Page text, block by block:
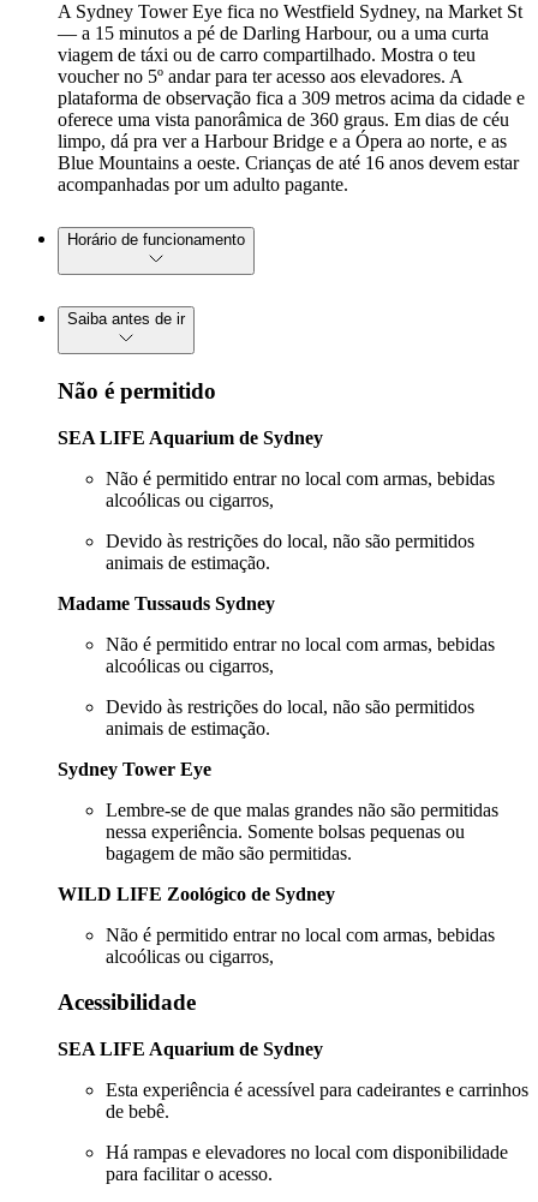
A Sydney Tower Eye fica no Westfield Sydney, na Market St
— a 15 minutos a pé de Darling Harbour, ou a uma curta
viagem de táxi ou de carro compartilhado. Mostra o teu
voucher no 5º andar para ter acesso aos elevadores. A
plataforma de observação fica a 309 metros acima da cidade e
oferece uma vista panorâmica de 360 graus. Em dias de céu
limpo, dá pra ver a Harbour Bridge e a Ópera ao norte, e as
Blue Mountains a oeste. Crianças de até 16 anos devem estar
acompanhadas por um adulto pagante.
Horário de funcionamento
Saiba antes de ir
Não é permitido
SEA LIFE Aquarium de Sydney
Não é permitido entrar no local com armas, bebidas
alcoólicas ou cigarros,
Devido às restrições do local, não são permitidos
animais de estimação.
Madame Tussauds Sydney
Não é permitido entrar no local com armas, bebidas
alcoólicas ou cigarros,
Devido às restrições do local, não são permitidos
animais de estimação.
Sydney Tower Eye
Lembre-se de que malas grandes não são permitidas
nessa experiência. Somente bolsas pequenas ou
bagagem de mão são permitidas.
WILD LIFE Zoológico de Sydney
Não é permitido entrar no local com armas, bebidas
alcoólicas ou cigarros,
Acessibilidade
SEA LIFE Aquarium de Sydney
Esta experiência é acessível para cadeirantes e carrinhos
de bebê.
Há rampas e elevadores no local com disponibilidade
para facilitar o acesso.